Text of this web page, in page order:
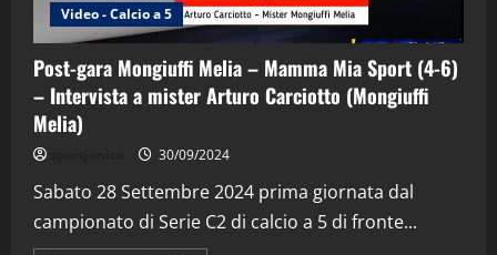
Video - Calcio a 5
Post-gara Mongiuffi Melia – Mamma Mia Sport (4-6)
– Intervista a mister Arturo Carciotto (Mongiuffi
Melia)
30/09/2024
Sabato 28 Settembre 2024 prima giornata dal
campionato di Serie C2 di calcio a 5 di fronte...
2
“SportEmpire” in Podcast: 29^ Puntata
(Martedi 28 Aprile 2026)
28/04/2026